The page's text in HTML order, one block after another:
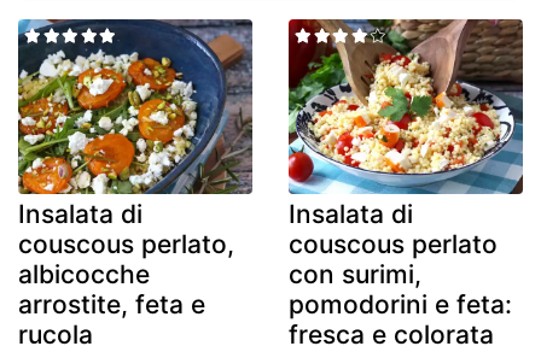
Insalata di
couscous perlato,
albicocche
arrostite, feta e
rucola
Insalata di
couscous perlato
con surimi,
pomodorini e feta:
fresca e colorata